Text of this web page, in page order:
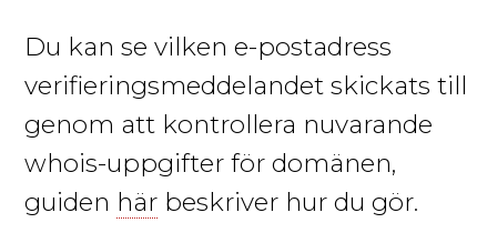
Du kan se vilken e-postadress
verifieringsmeddelandet skickats till
genom att kontrollera nuvarande
whois-uppgifter för domänen,
guiden här beskriver hur du gör.